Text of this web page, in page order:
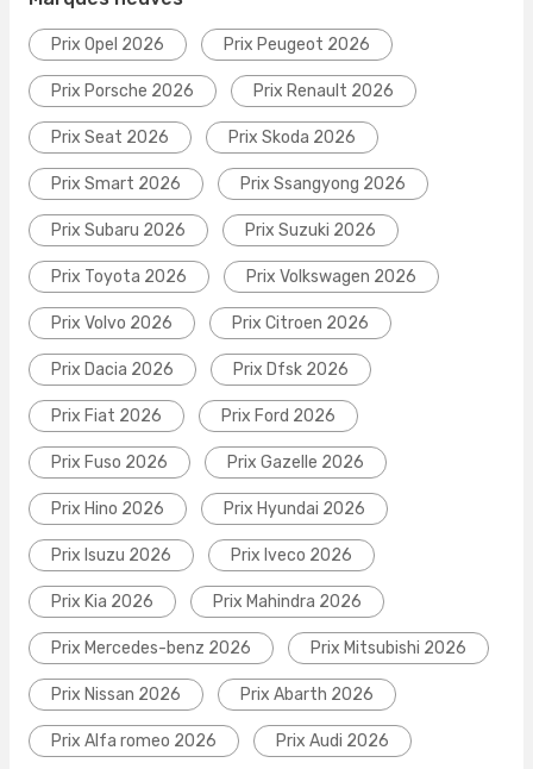
Prix Opel 2026 Prix Peugeot 2026
Prix Porsche 2026 Prix Renault 2026
Prix Seat 2026 Prix Skoda 2026
Prix Smart 2026 Prix Ssangyong 2026
Prix Subaru 2026 Prix Suzuki 2026
Prix Toyota 2026 Prix Volkswagen 2026
Prix Volvo 2026 Prix Citroen 2026
Prix Dacia 2026 Prix Dfsk 2026
Prix Fiat 2026 Prix Ford 2026
Prix Fuso 2026 Prix Gazelle 2026
Prix Hino 2026 Prix Hyundai 2026
Prix Isuzu 2026 Prix Iveco 2026
Prix Kia 2026 Prix Mahindra 2026
Prix Mercedes-benz 2026 Prix Mitsubishi 2026
Prix Nissan 2026 Prix Abarth 2026
Prix Alfa romeo 2026 Prix Audi 2026